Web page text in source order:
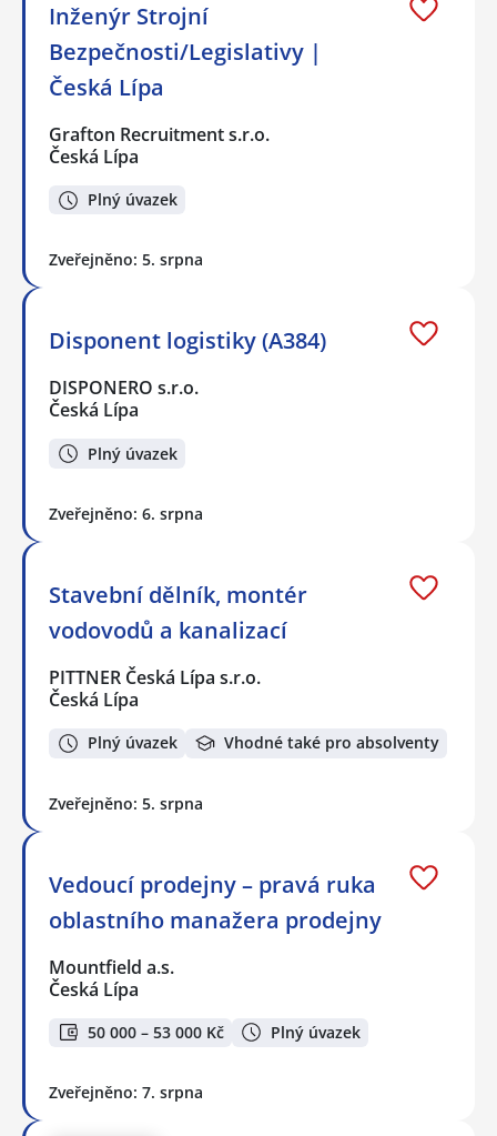
Inženýr Strojní
Bezpečnosti/Legislativy |
Česká Lípa
Grafton Recruitment s.r.o.
Česká Lípa
Plný úvazek
Zveřejněno: 5. srpna
Disponent logistiky (A384)
DISPONERO s.r.o.
Česká Lípa
Plný úvazek
Zveřejněno: 6. srpna
Stavební dělník, montér
vodovodů a kanalizací
PITTNER Česká Lípa s.r.o.
Česká Lípa
Plný úvazek Vhodné také pro absolventy
Zveřejněno: 5. srpna
Vedoucí prodejny – pravá ruka
oblastního manažera prodejny
Mountfield a.s.
Česká Lípa
50 000 – 53 000 Kč Plný úvazek
Zveřejněno: 7. srpna